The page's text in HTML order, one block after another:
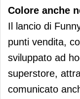
Colore anche
Il lancio di
punti vendita,
sviluppato ad
superstore,
comunicato